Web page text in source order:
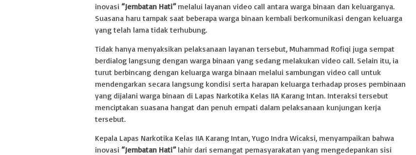
inovasi “Jembatan Hati”melalui layanan video call antara warga binaan dan keluarganya.
Suasana haru tampak saat beberapa warga binaan kembali berkomunikasi dengan keluarga
yang telah lama tidak terhubung.
Tidak hanya menyaksikan pelaksanaan layanan tersebut, Muhammad Rofiqi juga sempat
berdialog langsung dengan warga binaan yang sedang melakukan video call. Selain itu, ia
turut berbincang dengan keluarga warga binaan melalui sambungan video call untuk
mendengarkan secara langsung kondisi serta harapan keluarga terhadap proses pembinaan
yang dijalani warga binaan di Lapas Narkotika Kelas IIA Karang Intan. Interaksi tersebut
menciptakan suasana hangat dan penuh empati dalam pelaksanaan kunjungan kerja
tersebut.
Kepala Lapas Narkotika Kelas IIA Karang Intan, Yugo Indra Wicaksi, menyampaikan bahwa
inovasi “Jembatan Hati”lahir dari semangat pemasyarakatan yang mengedepankan sisi